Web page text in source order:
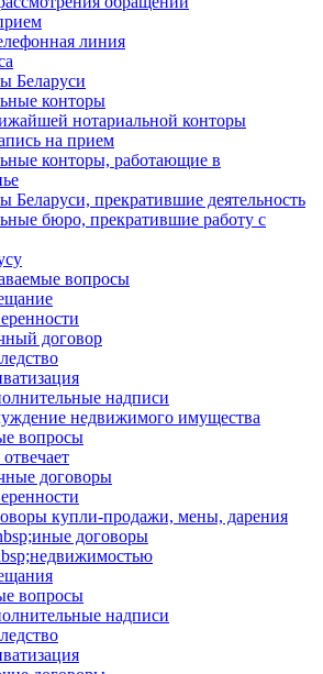
линия
Беларуси
конторы
нотариальной конторы
на прием
конторы, работающие в
Беларуси, прекратившие деятельность
бюро, прекратившие работу с
вопросы
договор
надписи
недвижимого имущества
вопросы
договоры
купли-продажи, мены, дарения
договоры
вопросы
надписи